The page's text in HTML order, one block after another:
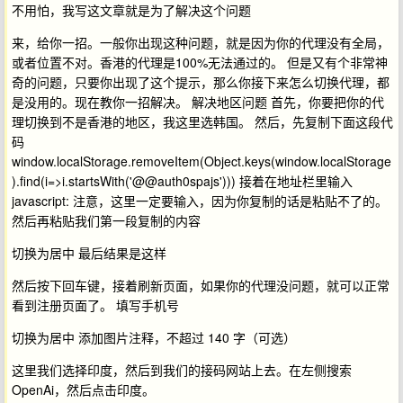
不用怕，我写这文章就是为了解决这个问题
来，给你一招。一般你出现这种问题，就是因为你的代理没有全局，
或者位置不对。香港的代理是100%无法通过的。 但是又有个非常神
奇的问题，只要你出现了这个提示，那么你接下来怎么切换代理，都
是没用的。现在教你一招解决。 解决地区问题 首先，你要把你的代
理切换到不是香港的地区，我这里选韩国。 然后，先复制下面这段代
码
window.localStorage.removeItem(Object.keys(window.localStorage
).find(i=>i.startsWith('@@auth0spajs'))) 接着在地址栏里输入
javascript: 注意，这里一定要输入，因为你复制的话是粘贴不了的。
然后再粘贴我们第一段复制的内容 ​
切换为居中 最后结果是这样
然后按下回车键，接着刷新页面，如果你的代理没问题，就可以正常
看到注册页面了。 填写手机号 ​
切换为居中 添加图片注释，不超过 140 字（可选）
这里我们选择印度，然后到我们的接码网站上去。在左侧搜索
OpenAi，然后点击印度。 ​